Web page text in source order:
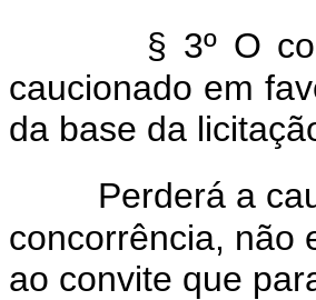
§ 3º O
caucionado em
da base da
Perderá a
concorrência, não
ao convite que